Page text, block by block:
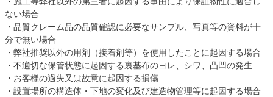
ない場合
・品質クレーム品の品質確認に必要なサンプル、写真等の資料が十
分で無い場合
・弊社推奨以外の用剤（接着剤等）を使用したことに起因する場合
・不適切な保管状態に起因する裏基布のヨレ、シワ、凸凹の発生
・お客様の過失又は故意に起因する損傷
・設置場所の構造体・下地の変化及び建造物管理等に起因する場合